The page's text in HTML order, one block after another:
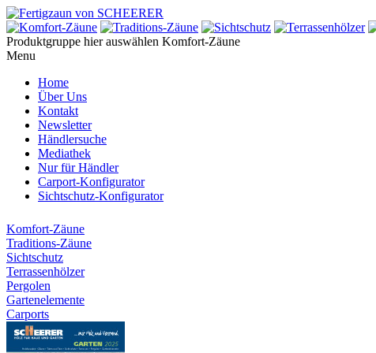
Produktgruppe hier auswählen Komfort-Zäune
Menu
Home
Über Uns
Kontakt
Newsletter
Händlersuche
Mediathek
Nur für Händler
Carport-Konfigurator
Sichtschutz-Konfigurator
Komfort-Zäune
Traditions-Zäune
Sichtschutz
Terrassenhölzer
Pergolen
Gartenelemente
Carports